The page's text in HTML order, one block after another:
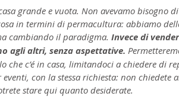
grande e vuota. Non avevamo bisogno
in termini di permacultura: abbiamo
cambiando il paradigma. Invece di
agli altri, senza aspettative.
c’é in casa, limitandoci a chiedere di
con la stessa richiesta: non chiedete
stare qui quanto desiderate.